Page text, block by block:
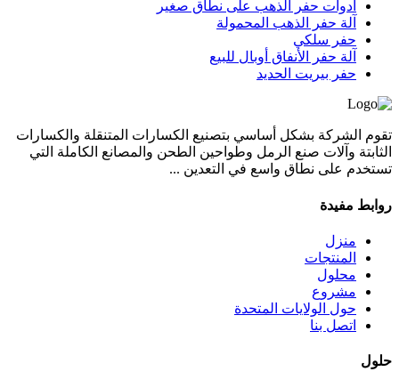
أدوات حفر الذهب على نطاق صغير
آلة حفر الذهب المحمولة
حفر سلكي
آلة حفر الأنفاق أوبال للبيع
حفر بيريت الحديد
تقوم الشركة بشكل أساسي بتصنيع الكسارات المتنقلة والكسارات
الثابتة وآلات صنع الرمل وطواحين الطحن والمصانع الكاملة التي
تستخدم على نطاق واسع في التعدين ...
روابط مفيدة
منزل
المنتجات
محلول
مشروع
حول الولايات المتحدة
اتصل بنا
حلول